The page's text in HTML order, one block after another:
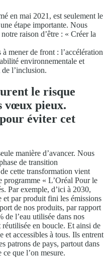
en mai 2021, est seulement le
étape importante. Nous
raison d’être : « Créer la
mener de front : l’accélération
environnementale et
de l’inclusion.
le risque
vœux pieux.
éviter cet
manière d’avancer. Nous
de transition
cette transformation vient
programme « L’Oréal Pour le
Par exemple, d’ici à 2030,
et par produit fini les émissions
de nos produits, par rapport
l’eau utilisée dans nos
en boucle. Et ainsi de
accessibles à tous. Ils entrent
patrons de pays, partout dans
que l’on mesure.